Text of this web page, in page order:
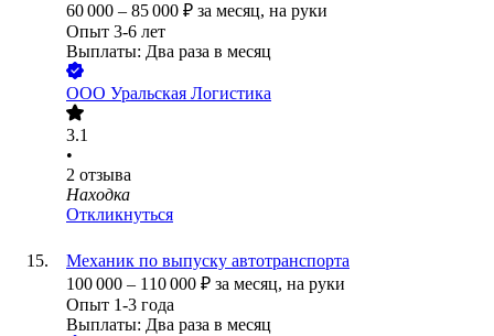
60 000 – 85 000 ₽ за месяц, на руки
Опыт 3-6 лет
Выплаты: Два раза в месяц
ООО Уральская Логистика
3.1
•
2 отзыва
Находка
Откликнуться
Механик по выпуску автотранспорта
100 000 – 110 000 ₽ за месяц, на руки
Опыт 1-3 года
Выплаты: Два раза в месяц